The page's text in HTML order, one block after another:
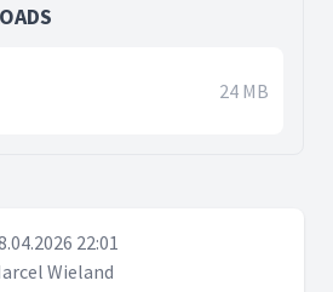
24 MB
22:01
Wieland